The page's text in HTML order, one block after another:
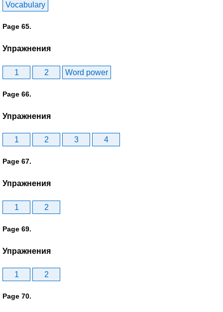
Vocabulary
Page 65.
Упражнения
1 2 Word power
Page 66.
Упражнения
1 2 3 4
Page 67.
Упражнения
1 2
Page 69.
Упражнения
1 2
Page 70.